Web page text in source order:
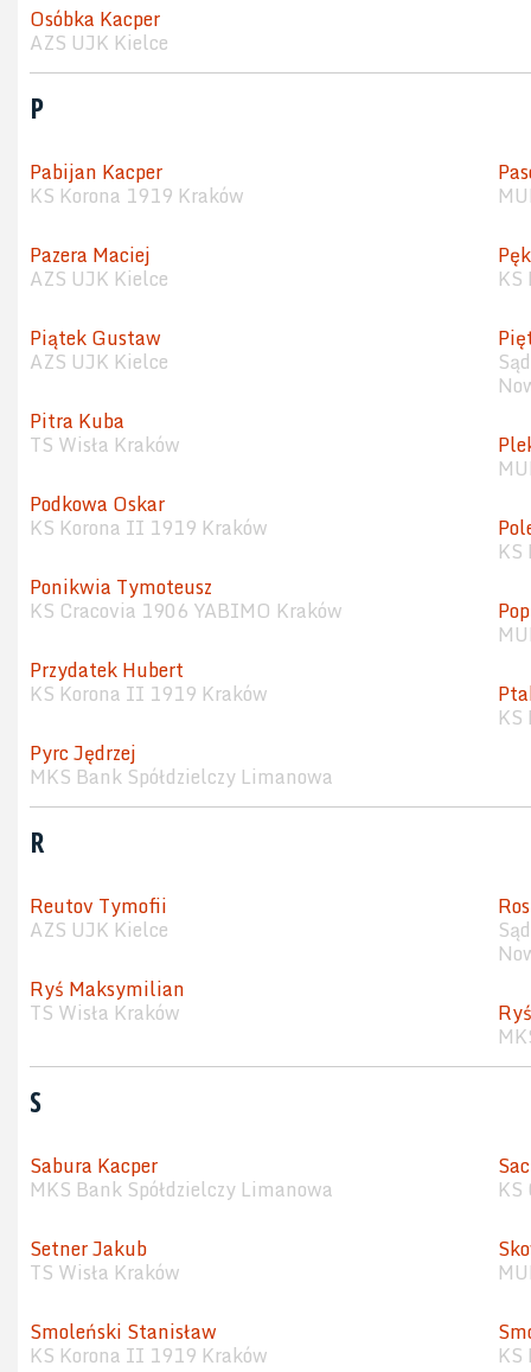
Osóbka Kacper
AZS UJK Kielce
P
Pabijan Kacper
KS Korona 1919 Kraków
Pazera Maciej
AZS UJK Kielce
Piątek Gustaw
AZS UJK Kielce
Pitra Kuba
TS Wisła Kraków
Podkowa Oskar
KS Korona II 1919 Kraków
Ponikwia Tymoteusz
KS Cracovia 1906 YABIMO Kraków
Przydatek Hubert
KS Korona II 1919 Kraków
Pyrc Jędrzej
MKS Bank Spółdzielczy Limanowa
R
Reutov Tymofii
AZS UJK Kielce
Ryś Maksymilian
TS Wisła Kraków
S
Sabura Kacper
MKS Bank Spółdzielczy Limanowa
Setner Jakub
TS Wisła Kraków
Smoleński Stanisław
KS Korona II 1919 Kraków